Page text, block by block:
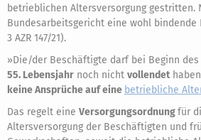
betrieblichen Altersversorgung gestritten.
Bundesarbeitsgericht eine wohl bindende
3 AZR 147/21).
»Die/der Beschäftigte darf bei Beginn
55. Lebensjahr noch nicht vollendet
keine Ansprüche auf eine betriebliche
Das regelt eine Versorgungsordnungfür
Altersversorgung der Beschäftigten und